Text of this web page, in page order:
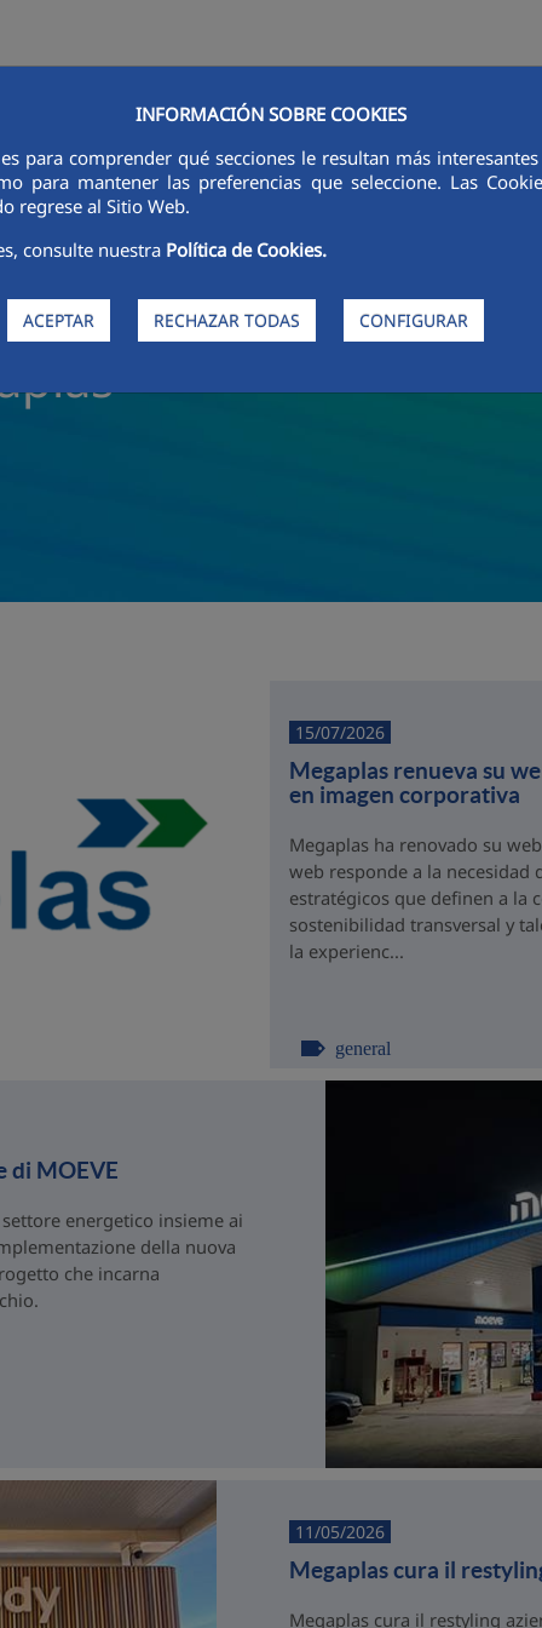
INFORMACIÓN SOBRE COOKIES
para comprender qué secciones le resultan más
para mantener las preferencias que seleccione. Las
regrese al Sitio Web.
consulte nuestra Política de Cookies.
ACEPTAR RECHAZAR TODAS CONFIGURAR
15/07/2026
Megaplas renueva su
en imagen corporativa
Megaplas ha renovado su
web responde a la necesidad
estratégicos que definen a la
sostenibilidad transversal y
la experienc...
general
di MOEVE
energetico insieme ai
della nuova
che incarna
11/05/2026
Megaplas cura il
Megaplas cura il restyling